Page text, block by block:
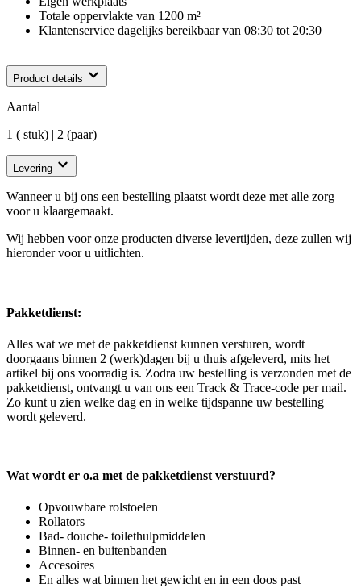
Totale oppervlakte van 1200 m²
Klantenservice dagelijks bereikbaar van 08:30 tot 20:30
Product details
Aantal
1 ( stuk) | 2 (paar)
Levering
Wanneer u bij ons een bestelling plaatst wordt deze met alle zorg
voor u klaargemaakt.
Wij hebben voor onze producten diverse levertijden, deze zullen wij
hieronder voor u uitlichten.
Pakketdienst:
Alles wat we met de pakketdienst kunnen versturen, wordt
doorgaans binnen 2 (werk)dagen bij u thuis afgeleverd, mits het
artikel bij ons voorradig is. Zodra uw bestelling is verzonden met de
pakketdienst, ontvangt u van ons een Track & Trace-code per mail.
Zo kunt u zien welke dag en in welke tijdspanne uw bestelling
wordt geleverd.
Wat wordt er o.a met de pakketdienst verstuurd?
Opvouwbare rolstoelen
Rollators
Bad- douche- toilethulpmiddelen
Binnen- en buitenbanden
Accesoires
En alles wat binnen het gewicht en in een doos past